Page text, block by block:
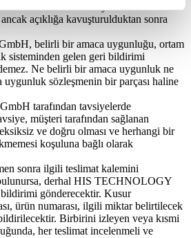
belirsizlik hakkında yazılı olarak
açıklığa kavuşturulduktan sonra
belirli bir amaca uygunluğu, ortam
sisteminden gelen geri bildirimi
Ne belirli bir amaca uygunluk ne
uygunluk sözleşmenin bir parçası haline
tarafından tavsiyelerde
müşteri tarafından sağlanan
ve doğru olması ve herhangi bir
koşuluna bağlı olarak
sonra ilgili teslimat kalemini
derhal HIS TECHNOLOGY
gönderecektir. Kusur
ürün numarası, ilgili miktar belirtilecek
Birbirini izleyen veya kısmi
her teslimat incelenmeli ve